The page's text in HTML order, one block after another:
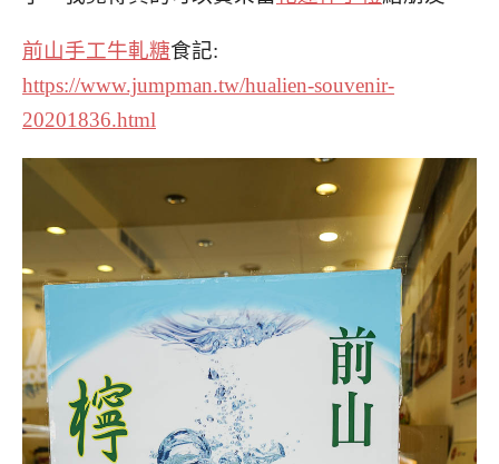
前山手工牛軋糖食記:
https://www.jumpman.tw/hualien-souvenir-
20201836.html